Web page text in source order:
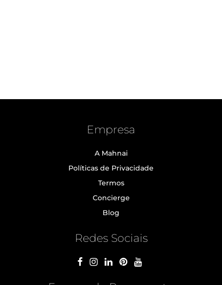
Empresa
A Mahnai
Políticas de Privacidade
Termos
Concierge
Blog
Redes Sociais